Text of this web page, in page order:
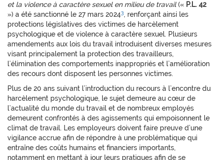
et la violence à caractère sexuel en milieu de travail(« P.L. 42
») a été sanctionné le 27 mars 20243, renforçant ainsi les
protections législatives des victimes de harcèlement
psychologique et de violence à caractère sexuel. Plusieurs
amendements aux lois du travail introduisent diverses mesures
visant principalement la protection des travailleurs,
l’élimination des comportements inappropriés et l’amélioration
des recours dont disposent les personnes victimes.
Plus de 20 ans suivant l’introduction du recours à l’encontre du
harcèlement psychologique, le sujet demeure au cœur de
l’actualité du monde du travail et de nombreux employés
demeurent confrontés à des agissements qui empoisonnent le
climat de travail. Les employeurs doivent faire preuve d’une
vigilance accrue afin de répondre à une problématique qui
entraîne des coûts humains et financiers importants,
notamment en mettant à jour leurs pratiques afin de se